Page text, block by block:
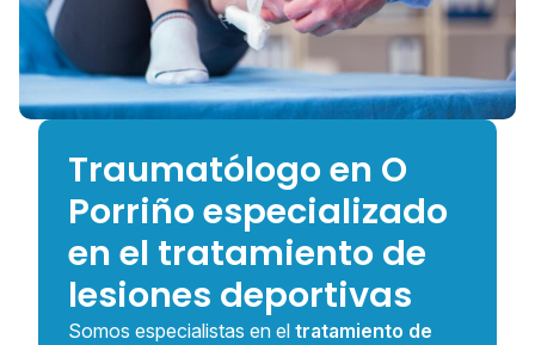
Traumatólogo en O
Porriño especializado
en el tratamiento de
lesiones deportivas
Somos especialistas en el tratamiento de